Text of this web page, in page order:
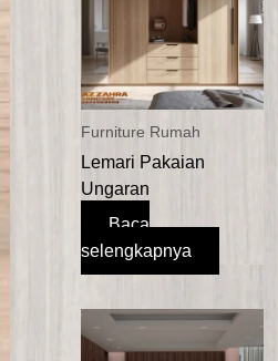
Furniture Rumah
Lemari Pakaian
Ungaran
Baca
selengkapnya